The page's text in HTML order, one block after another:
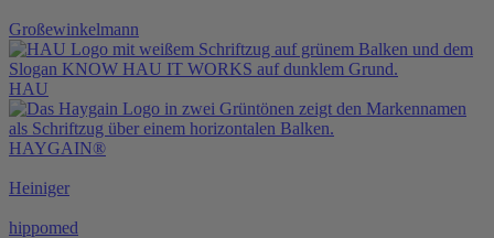
Großewinkelmann
HAU
HAYGAIN®
Heiniger
hippomed